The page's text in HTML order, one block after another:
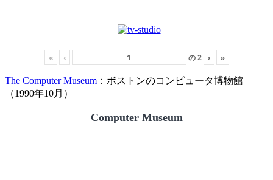
« ‹ の2 › »
The Computer Museum ：ボストンのコンピュータ博物館
（1990年10月）
Computer Museum